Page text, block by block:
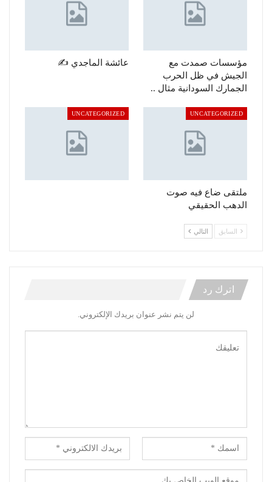
مؤسسات صمدت مع
الجيش في ظل الحرب
الجمارك السودانية مثال ..
عائشة الماجدي ✍️
UNCATEGORIZED
ملتقى ضاع فيه صوت
الدهب الحقيقي
UNCATEGORIZED
السابق التالي
اترك رد
لن يتم نشر عنوان بريدك الإلكتروني.